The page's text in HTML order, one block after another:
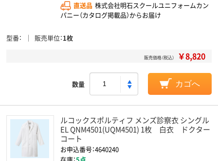
直送品 株式会社明石スクールユニフォームカン
パニー（カタログ掲載品）からお届け
型番 販売単位 1枚
販売価格（税込） ￥8,820
数量 カゴへ
ルコックスポルティフ メンズ診察衣 シングル
EL QNM4501(UQM4501) 1枚 白衣 ドクター
コート
お申込番号：4640240